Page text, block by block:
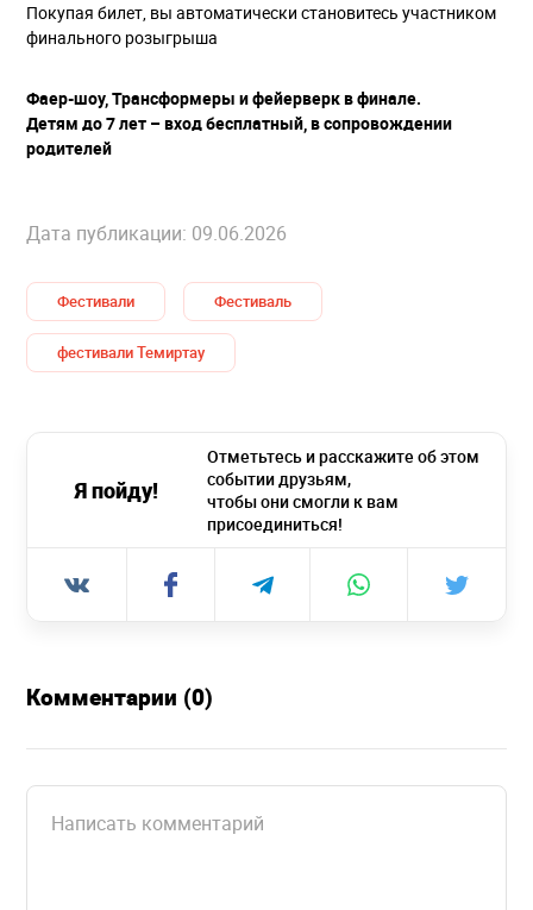
Покупая билет, вы автоматически становитесь участником
финального розыгрыша
Фаер-шоу, Трансформеры и фейерверк в финале.
Детям до 7 лет – вход бесплатный, в сопровождении
родителей
Дата публикации: 09.06.2026
Фестивали Фестиваль
фестивали Темиртау
Я пойду!
Отметьтесь и расскажите об этом
событии друзьям,
чтобы они смогли к вам
присоединиться!
Комментарии (0)